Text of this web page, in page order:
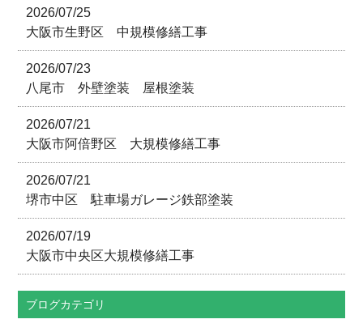
2026/07/25
大阪市生野区 中規模修繕工事
2026/07/23
八尾市 外壁塗装 屋根塗装
2026/07/21
大阪市阿倍野区 大規模修繕工事
2026/07/21
堺市中区 駐車場ガレージ鉄部塗装
2026/07/19
大阪市中央区大規模修繕工事
ブログカテゴリ